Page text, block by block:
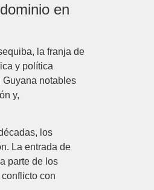
en
la franja de
y política
Guyana notables
y,
los
La entrada de
parte de los
con